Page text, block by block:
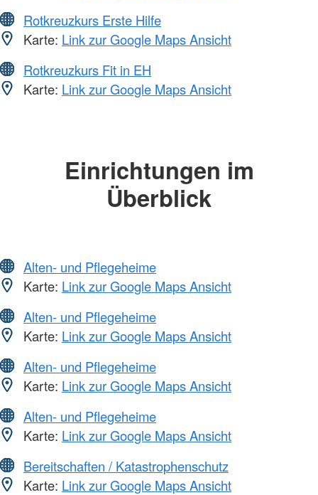
Rotkreuzkurs Erste Hilfe
Karte: Link zur Google Maps Ansicht
Rotkreuzkurs Fit in EH
Karte: Link zur Google Maps Ansicht
Einrichtungen im
Überblick
Alten- und Pflegeheime
Karte: Link zur Google Maps Ansicht
Alten- und Pflegeheime
Karte: Link zur Google Maps Ansicht
Alten- und Pflegeheime
Karte: Link zur Google Maps Ansicht
Alten- und Pflegeheime
Karte: Link zur Google Maps Ansicht
Bereitschaften / Katastrophenschutz
Karte: Link zur Google Maps Ansicht